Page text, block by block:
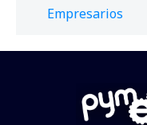
Empresarios